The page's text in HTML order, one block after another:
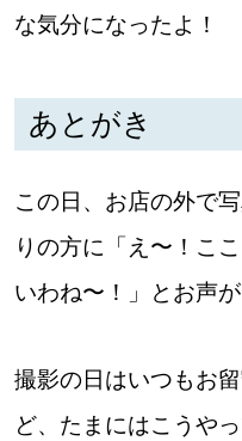
明日への”き
パートナーメディア
情報提供・お問い合わせ
な気分になったよ！
あとがき
この日、お店の外で
りの方に「え〜！こ
いわね〜！」とお声が
撮影の日はいつもお
ど、たまにはこうや